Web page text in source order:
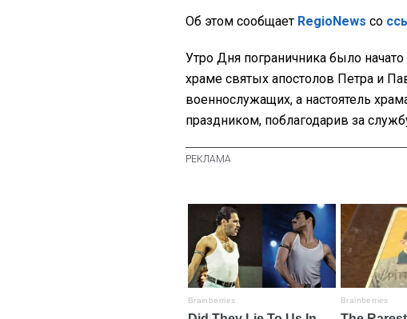
Об этом сообщает RegioNews со
Утро Дня пограничника было
храме святых апостолов Петра и
военнослужащих, а настоятель
праздником, поблагодарив за